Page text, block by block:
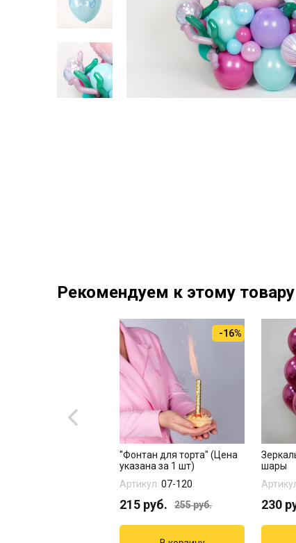
Рекомендуем к этому товару
-16%
"Фонтан для торта" (Цена
указана за 1 шт)
Артикул: 07-120
215 руб. 255руб.
шары
230